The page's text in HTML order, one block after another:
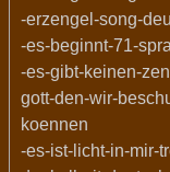
-erzengel-song-
-es-beginnt-71-
-es-gibt-keinen-
gott-den-wir-
koennen
-es-ist-licht-in-mir-